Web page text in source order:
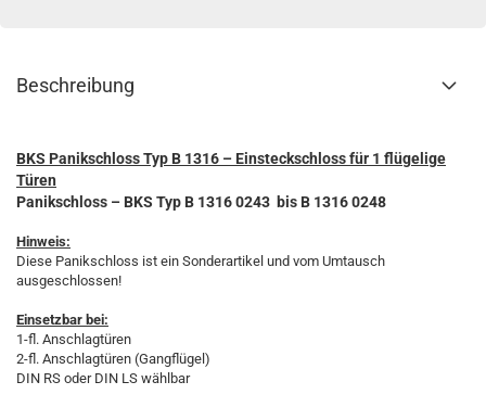
Beschreibung
BKS Panikschloss Typ B 1316 – Einsteckschloss für 1 flügelige
Türen
Panikschloss – BKS Typ B 1316 0243 bis B 1316 0248
Hinweis:
Diese Panikschloss ist ein Sonderartikel und vom Umtausch
ausgeschlossen!
Einsetzbar bei:
1-fl. Anschlagtüren
2-fl. Anschlagtüren (Gangflügel)
DIN RS oder DIN LS wählbar